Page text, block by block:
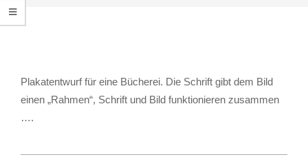
Plakatentwurf für eine Bücherei. Die Schrift gibt dem Bild
einen „Rahmen“, Schrift und Bild funktionieren zusammen
….